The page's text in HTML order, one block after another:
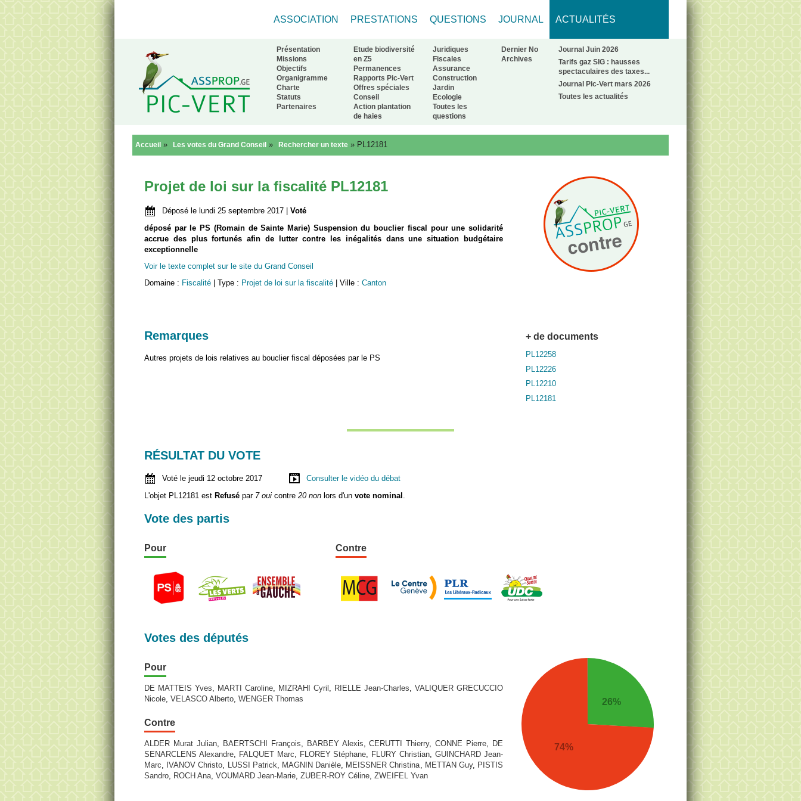
Retour à l'accueil
ASSOCIATION
Présentation
Missions
Objectifs
Organigramme
Charte
Statuts
Partenaires
PRESTATIONS
Etude biodiversité
en Z5
Permanences
Rapports Pic-Vert
Offres spéciales
Conseil
Action plantation
de haies
QUESTIONS
Juridiques
Fiscales
Assurance
Construction
Jardin
Ecologie
Toutes les
questions
JOURNAL
Dernier No
Archives
ACTUALITÉS
Journal Juin 2026
Tarifs gaz SIG : hausses
spectaculaires des taxes...
Journal Pic-Vert mars 2026
Toutes les actualités
Accueil » Les votes du Grand Conseil » Rechercher un texte » PL12181
Projet de loi sur la fiscalité PL12181
Déposé le lundi 25 septembre 2017 | Voté
déposé par le PS (Romain de Sainte Marie) Suspension du bouclier fiscal pour une solidarité
accrue des plus fortunés afin de lutter contre les inégalités dans une situation budgétaire
exceptionnelle
Voir le texte complet sur le site du Grand Conseil
Domaine : Fiscalité | Type : Projet de loi sur la fiscalité | Ville : Canton
Remarques
Autres projets de lois relatives au bouclier fiscal déposées par le PS
+ de documents
PL12258
PL12226
PL12210
PL12181
RÉSULTAT DU VOTE
Voté le jeudi 12 octobre 2017
Consulter le vidéo du débat
L'objet PL12181 est Refusé par 7 oui contre 20 non lors d'un vote nominal .
Vote des partis
Pour Contre
Votes des députés
Pour
DE MATTEIS Yves, MARTI Caroline, MIZRAHI Cyril , RIELLE Jean-Charles, VALIQUER GRECUCCIO
Nicole, VELASCO Alberto, WENGER Thomas
Contre
ALDER Murat Julian, BAERTSCHI François, BARBEY Alexis,CERUTTI Thierry,CONNE Pierre, DE
SENARCLENS Alexandre, FALQUET Marc, FLOREY Stéphane, FLURY Christian,GUINCHARD Jean-
Marc, IVANOV Christo, LUSSI Patrick, MAGNIN Danièle, MEISSNER Christina, METTAN Guy, PISTIS
Sandro, ROCH Ana, VOUMARD Jean-Marie, ZUBER-ROY Céline, ZWEIFEL Yvan
26%
74%